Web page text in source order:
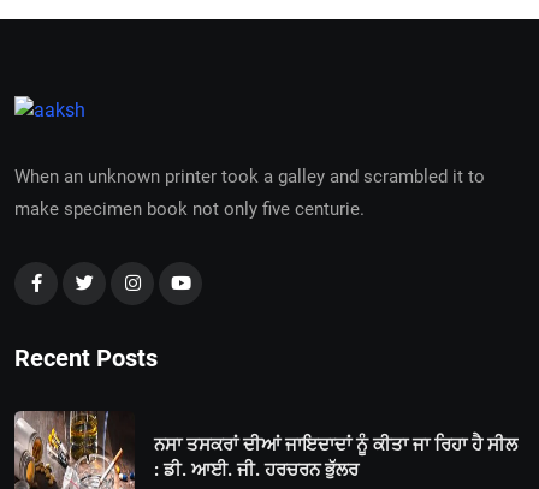
When an unknown printer took a galley and scrambled it to
make specimen book not only five centurie.
Recent Posts
ਨਸਾ ਤਸਕਰਾਂ ਦੀਆਂ ਜਾਇਦਾਦਾਂ ਨੂੰ ਕੀਤਾ ਜਾ ਰਿਹਾ ਹੈ ਸੀਲ
: ਡੀ. ਆਈ. ਜੀ. ਹਰਚਰਨ ਭੁੱਲਰ